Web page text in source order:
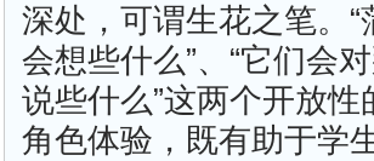
深处，可谓生花之笔。
会想些什么”、“它们会
说些什么”这两个开放
角色体验，既有助于学